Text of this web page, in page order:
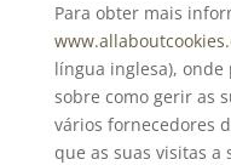
Para obter mais
língua inglesa),
sobre como gerir as
vários fornecedores
que as suas visitas a